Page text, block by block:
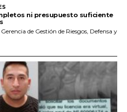
ni presupuesto suficiente
de Gestión de Riesgos, Defensa y